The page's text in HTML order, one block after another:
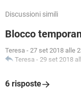
Discussioni simili
Blocco
Teresa - 27 set 2018 alle
Teresa - 29 set 2018
6 risposte